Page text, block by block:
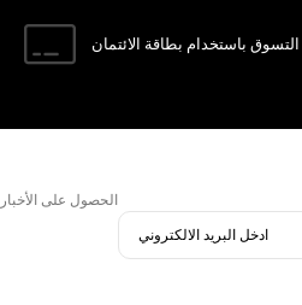
التسوق باستخدام بطاقة الائتمان
الحصول على